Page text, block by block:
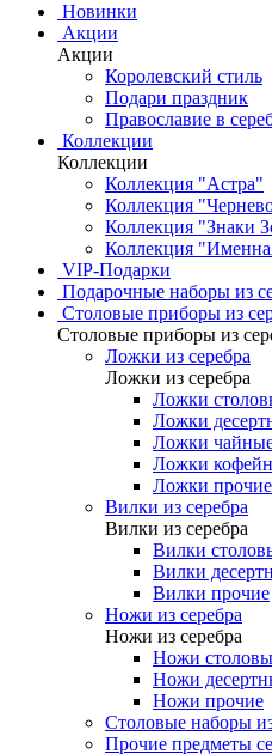
Новинки
Акции
Акции
Королевский стиль
Подари праздник
Православие в
Коллекции
Коллекции
Коллекция "Астра"
Коллекция
Коллекция "Знаки
Коллекция
VIP-Подарки
Подарочные наборы из
Столовые приборы из
Столовые приборы из
Ложки из серебра
Ложки из серебра
Ложки
Ложки
Ложки
Ложки
Ложки прочие
Вилки из серебра
Вилки из серебра
Вилки
Вилки
Вилки прочие
Ножи из серебра
Ножи из серебра
Ножи
Ножи
Ножи прочие
Столовые наборы
Прочие предметы